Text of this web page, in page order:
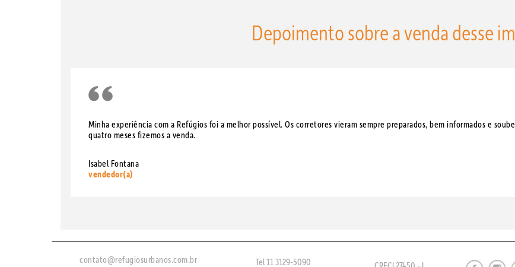
Depoimento sobre a venda desse
Minha experiência com a Refúgios foi a melhor possível. Os corretores vieram sempre preparados, bem informados e
quatro meses fizemos a venda.
Isabel Fontana
vendedor(a)
contato@refugiosurbanos.com.br Tel 11 3129-5090